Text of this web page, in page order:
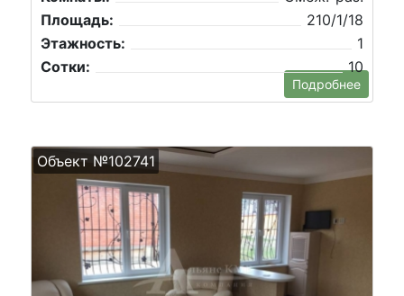
Площадь:
210/1/18
Этажность:
1
Сотки:
10
Подробнее
Объект №102741